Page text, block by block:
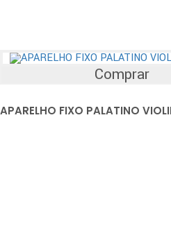
Comprar
APARELHO FIXO PALATINO